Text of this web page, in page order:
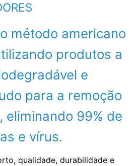
método americano
produtos a
e
para a remoção
eliminando 99% de
e vírus.
qualidade, durabilidade e